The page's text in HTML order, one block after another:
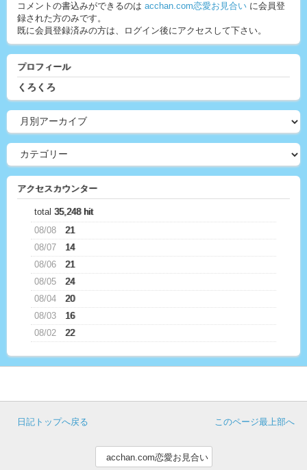
コメントの書込みができるのは acchan.com恋愛お見合い に会員登
録された方のみです。
既に会員登録済みの方は、ログイン後にアクセスして下さい。
プロフィール
くろくろ
アクセスカウンター
total 35,248 hit
08/08
21
08/07
14
08/06
21
08/05
24
08/04
20
08/03
16
08/02
22
このページ最上部へ
日記トップへ戻る